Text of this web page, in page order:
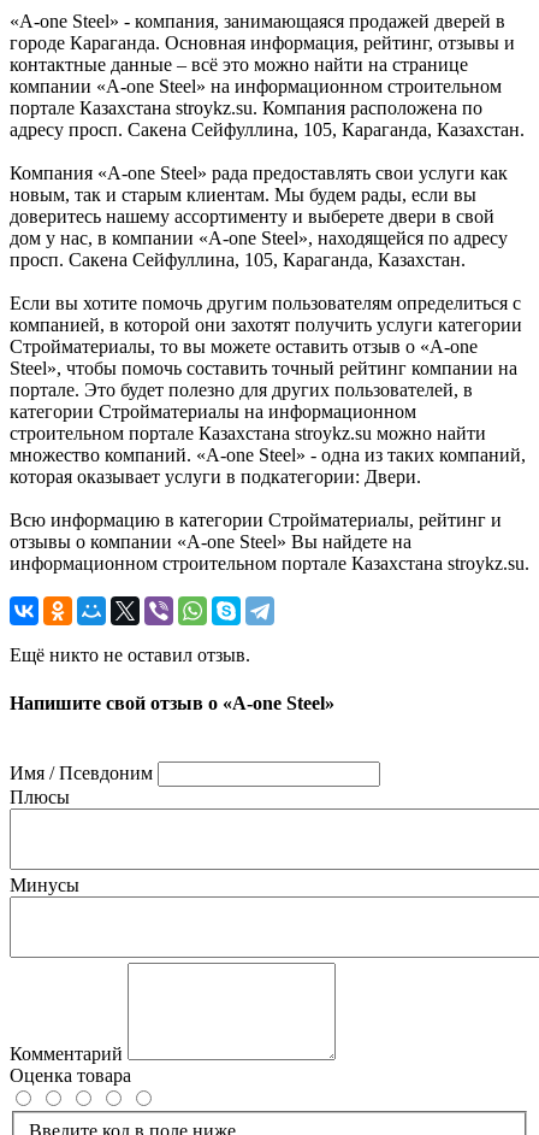
«A-one Steel» - компания, занимающаяся продажей дверей в
городе Караганда. Основная информация, рейтинг, отзывы и
контактные данные – всё это можно найти на странице
компании «A-one Steel» на информационном строительном
портале Казахстана stroykz.su. Компания расположена по
адресу просп. Сакена Сейфуллина, 105, Караганда, Казахстан.
Компания «A-one Steel» рада предоставлять свои услуги как
новым, так и старым клиентам. Мы будем рады, если вы
доверитесь нашему ассортименту и выберете двери в свой
дом у нас, в компании «A-one Steel», находящейся по адресу
просп. Сакена Сейфуллина, 105, Караганда, Казахстан.
Если вы хотите помочь другим пользователям определиться с
компанией, в которой они захотят получить услуги категории
Стройматериалы, то вы можете оставить отзыв о «A-one
Steel», чтобы помочь составить точный рейтинг компании на
портале. Это будет полезно для других пользователей, в
категории Стройматериалы на информационном
строительном портале Казахстана stroykz.su можно найти
множество компаний. «A-one Steel» - одна из таких компаний,
которая оказывает услуги в подкатегории: Двери.
Всю информацию в категории Стройматериалы, рейтинг и
отзывы о компании «A-one Steel» Вы найдете на
информационном строительном портале Казахстана stroykz.su.
Ещё никто не оставил отзыв.
Напишите свой отзыв о «A-one Steel»
Имя / Псевдоним
Плюсы
Минусы
Комментарий
Оценка товара
Введите код в поле ниже